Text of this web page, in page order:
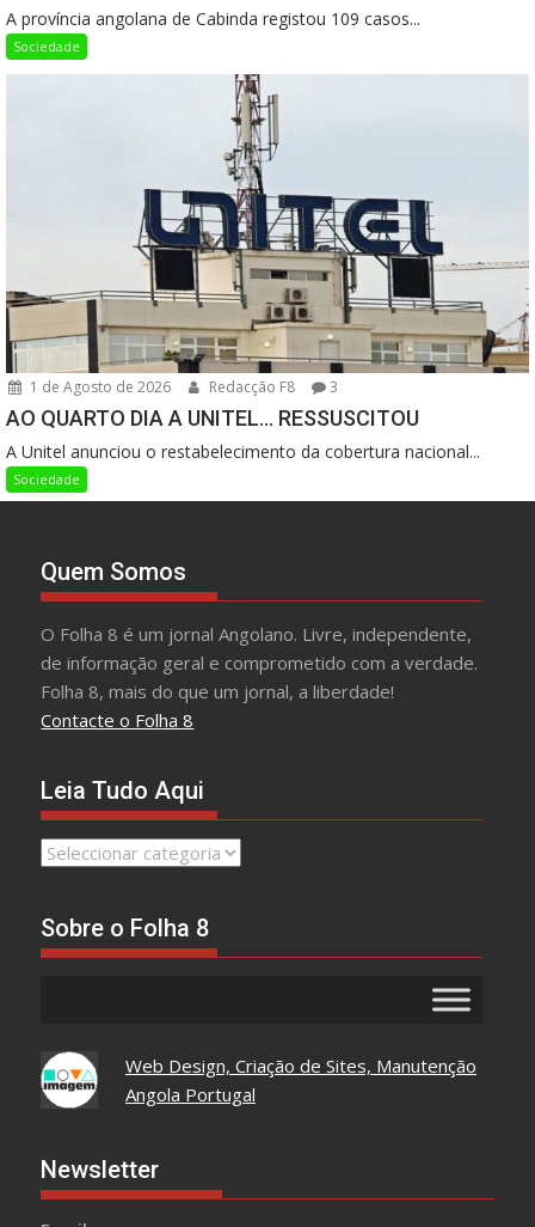
A província angolana de Cabinda registou 109 casos...
Sociedade
1 de Agosto de 2026 Redacção F8 3
AO QUARTO DIA A UNITEL… RESSUSCITOU
A Unitel anunciou o restabelecimento da cobertura nacional...
Sociedade
Quem Somos
O Folha 8 é um jornal Angolano. Livre, independente,
de informação geral e comprometido com a verdade.
Folha 8, mais do que um jornal, a liberdade!
Contacte o Folha 8
Leia Tudo Aqui
Leia
Sobre o Folha 8
Web Design, Criação de Sites, Manutenção
Angola Portugal
Newsletter